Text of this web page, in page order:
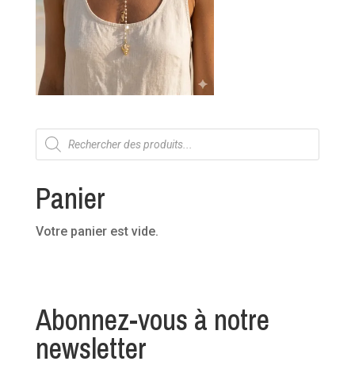
Recherche
de
produits
Panier
Votre panier est vide.
Abonnez-vous à notre
newsletter